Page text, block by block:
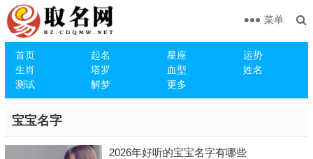
首页 起名 星座
运势
生肖
塔罗 血型
姓名
测试
解梦 更多
菜单
宝宝名字
2026年好听的宝宝名字有哪些